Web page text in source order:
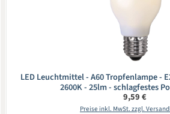
LED Leuchtmittel - A60 Tropfenlampe -
2600K - 25lm - schlagfestes
Regulärer
9,59 €
Preise inkl. MwSt. zzgl.